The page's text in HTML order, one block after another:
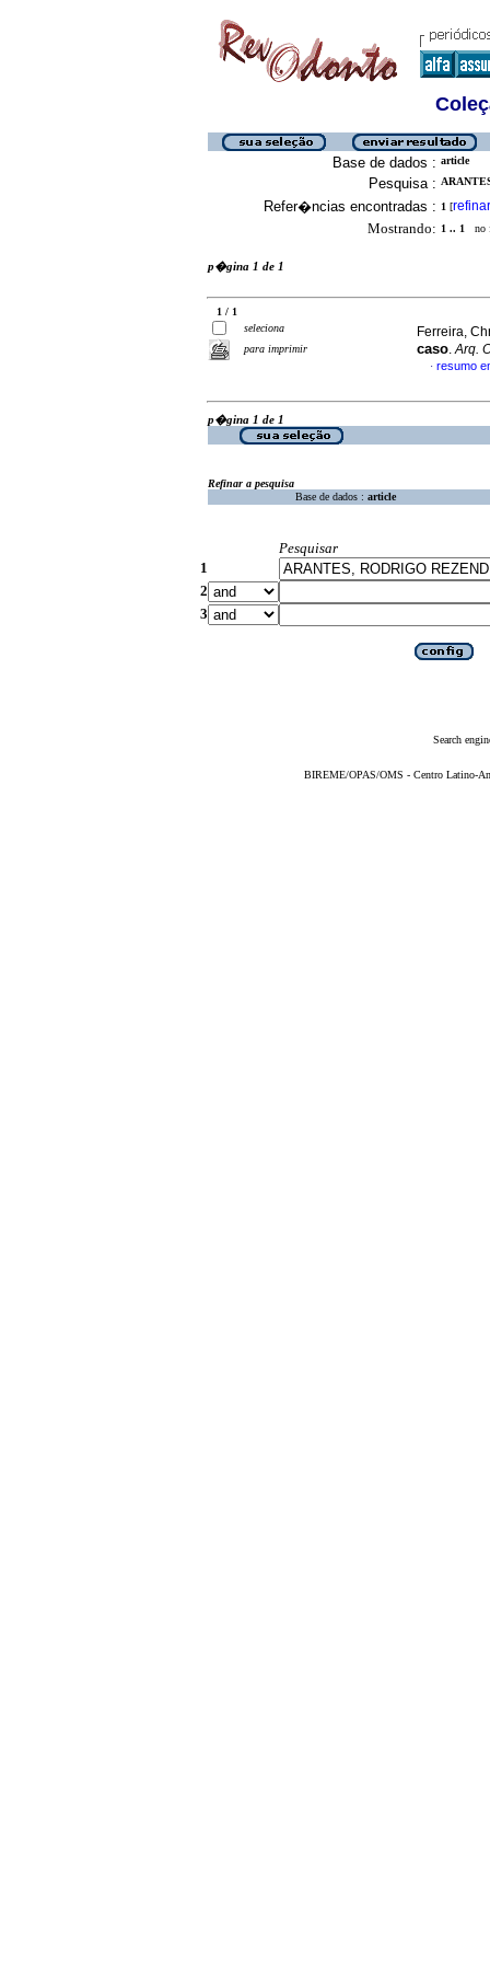
Base de dados : article
Pesquisa :
Refer�ncias encontradas : 1 [refinar
Mostrando: 1 .. 1 no
p�gina 1 de 1
1 / 1
seleciona
para imprimir
Ferreira,
caso.Arq.
· resumo
p�gina 1 de 1
Refinar a pesquisa
Base de dados : article
Pesquisar
1
2
3
Search
BIREME/OPAS/OMS - Centro Latino-